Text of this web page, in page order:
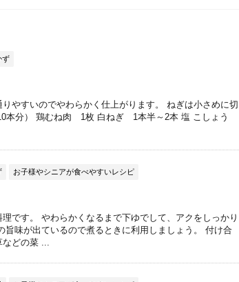
ず
やすいのでやわらかく仕上がります。 ねぎは小さめに切
本分） 鶏むね肉 1枚 白ねぎ 1本半～2本 塩 こしょう
お子様やシニアが食べやすいレシピ
です。 やわらかくなるまで下ゆでして、アクをしっかり
旨味が出ているので煮るときに利用しましょう。 付け合
などの菜 ...